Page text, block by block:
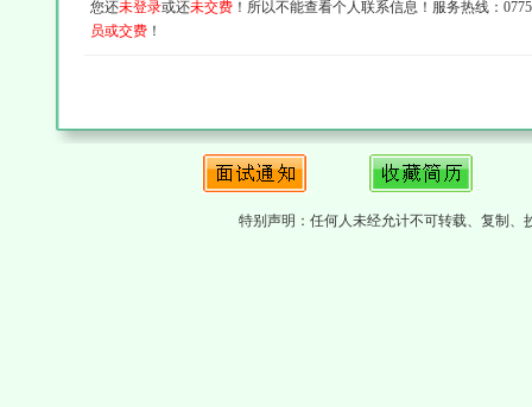
您还未登录或还未交费 ！所以不能查看个人联系信息！服务热线：
员或交费 ！
特别声明：任何人未经允计不可转载、复制